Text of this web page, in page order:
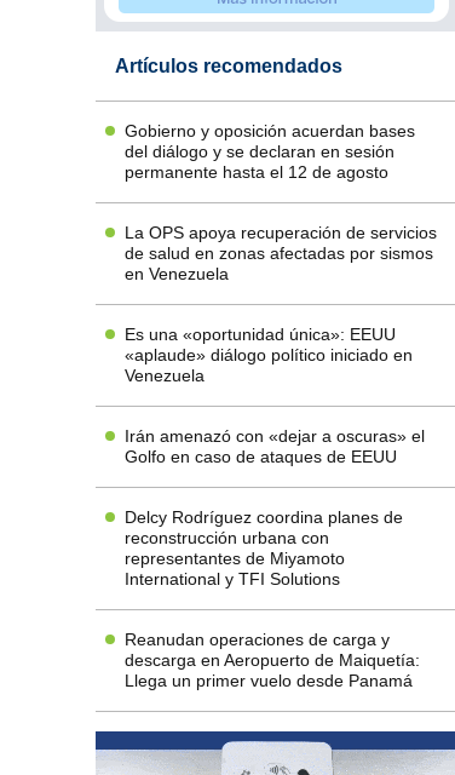
Artículos recomendados
Gobierno y oposición acuerdan bases
del diálogo y se declaran en sesión
permanente hasta el 12 de agosto
La OPS apoya recuperación de servicios
de salud en zonas afectadas por sismos
en Venezuela
Es una «oportunidad única»: EEUU
«aplaude» diálogo político iniciado en
Venezuela
Irán amenazó con «dejar a oscuras» el
Golfo en caso de ataques de EEUU
Delcy Rodríguez coordina planes de
reconstrucción urbana con
representantes de Miyamoto
International y TFI Solutions
Reanudan operaciones de carga y
descarga en Aeropuerto de Maiquetía:
Llega un primer vuelo desde Panamá